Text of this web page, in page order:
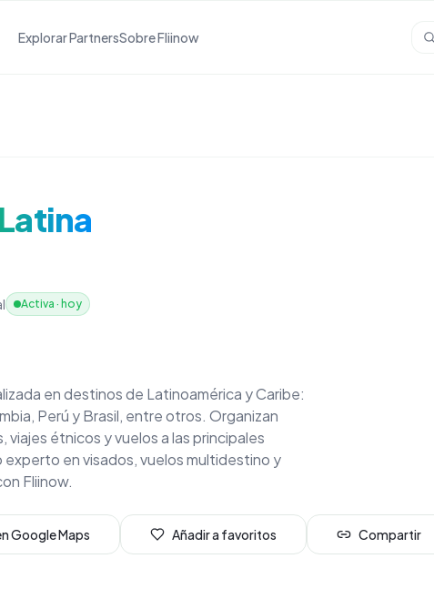
Explorar PartnersSobre Fliinow
Activa · hoy
en destinos de Latinoamérica y Caribe:
Perú y Brasil, entre otros. Organizan
étnicos y vuelos a las principales
en visados, vuelos multidestino y
Fliinow.
Google Maps Añadir a favoritos Compartir